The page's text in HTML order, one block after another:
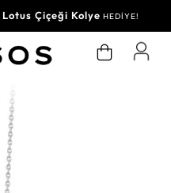
Lotus Çiçeği Kolye HEDİYE!